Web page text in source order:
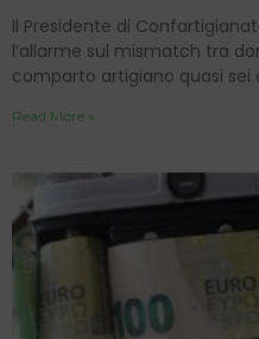
Il Presidente di
l’allarme sul mismatch tra
comparto artigiano quasi sei
Read More »